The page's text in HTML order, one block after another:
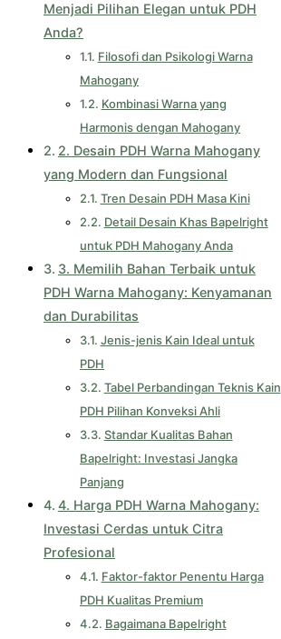
Menjadi Pilihan Elegan untuk PDH
Anda?
Filosofi dan Psikologi Warna
Mahogany
Kombinasi Warna yang
Harmonis dengan Mahogany
2. Desain PDH Warna Mahogany
yang Modern dan Fungsional
Tren Desain PDH Masa Kini
Detail Desain Khas Bapelright
untuk PDH Mahogany Anda
3. Memilih Bahan Terbaik untuk
PDH Warna Mahogany: Kenyamanan
dan Durabilitas
Jenis-jenis Kain Ideal untuk
PDH
Tabel Perbandingan Teknis Kain
PDH Pilihan Konveksi Ahli
Standar Kualitas Bahan
Bapelright: Investasi Jangka
Panjang
4. Harga PDH Warna Mahogany:
Investasi Cerdas untuk Citra
Profesional
Faktor-faktor Penentu Harga
PDH Kualitas Premium
Bagaimana Bapelright